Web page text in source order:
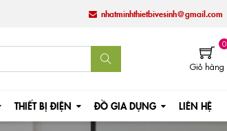
nhatminhthietbivesinh@gmail.com
0
Giỏ hàng
THIẾT BỊ ĐIỆN ĐỒ GIA DỤNG LIÊN HỆ